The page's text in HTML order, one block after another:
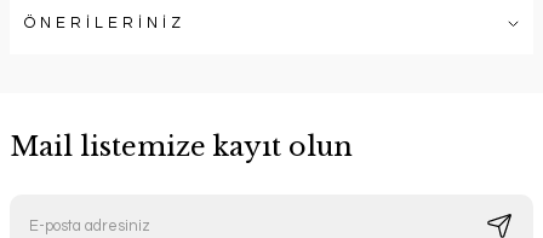
ÖNERİLERİNİZ
Mail listemize kayıt olun